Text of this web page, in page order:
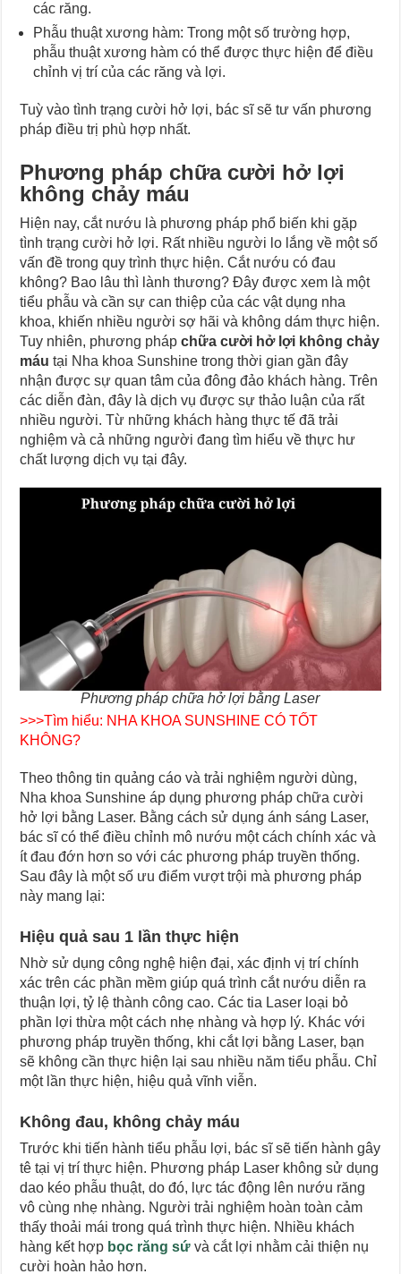
các răng.
Phẫu thuật xương hàm: Trong một số trường hợp,
phẫu thuật xương hàm có thể được thực hiện để điều
chỉnh vị trí của các răng và lợi.
Tuỳ vào tình trạng cười hở lợi, bác sĩ sẽ tư vấn phương
pháp điều trị phù hợp nhất.
Phương pháp chữa cười hở lợi
không chảy máu
Hiện nay, cắt nướu là phương pháp phổ biến khi gặp
tình trạng cười hở lợi. Rất nhiều người lo lắng về một số
vấn đề trong quy trình thực hiện. Cắt nướu có đau
không? Bao lâu thì lành thương? Đây được xem là một
tiểu phẫu và cần sự can thiệp của các vật dụng nha
khoa, khiến nhiều người sợ hãi và không dám thực hiện.
Tuy nhiên, phương phápchữa cười hở lợi không chảy
máu tại Nha khoa Sunshine trong thời gian gần đây
nhận được sự quan tâm của đông đảo khách hàng. Trên
các diễn đàn, đây là dịch vụ được sự thảo luận của rất
nhiều người. Từ những khách hàng thực tế đã trải
nghiệm và cả những người đang tìm hiểu về thực hư
chất lượng dịch vụ tại đây.
Phương pháp chữa hở lợi bằng Laser
>>>Tìm hiểu: NHA KHOA SUNSHINE CÓ TỐT
KHÔNG?
Theo thông tin quảng cáo và trải nghiệm người dùng,
Nha khoa Sunshine áp dụng phương pháp chữa cười
hở lợi bằng Laser. Bằng cách sử dụng ánh sáng Laser,
bác sĩ có thể điều chỉnh mô nướu một cách chính xác và
ít đau đớn hơn so với các phương pháp truyền thống.
Sau đây là một số ưu điểm vượt trội mà phương pháp
này mang lại:
Hiệu quả sau 1 lần thực hiện
Nhờ sử dụng công nghệ hiện đại, xác định vị trí chính
xác trên các phần mềm giúp quá trình cắt nướu diễn ra
thuận lợi, tỷ lệ thành công cao. Các tia Laser loại bỏ
phần lợi thừa một cách nhẹ nhàng và hợp lý. Khác với
phương pháp truyền thống, khi cắt lợi bằng Laser, bạn
sẽ không cần thực hiện lại sau nhiều năm tiểu phẫu. Chỉ
một lần thực hiện, hiệu quả vĩnh viễn.
Không đau, không chảy máu
Trước khi tiến hành tiểu phẫu lợi, bác sĩ sẽ tiến hành gây
tê tại vị trí thực hiện. Phương pháp Laser không sử dụng
dao kéo phẫu thuật, do đó, lực tác động lên nướu răng
vô cùng nhẹ nhàng. Người trải nghiệm hoàn toàn cảm
thấy thoải mái trong quá trình thực hiện. Nhiều khách
hàng kết hợp bọc răng sứ và cắt lợi nhằm cải thiện nụ
cười hoàn hảo hơn.